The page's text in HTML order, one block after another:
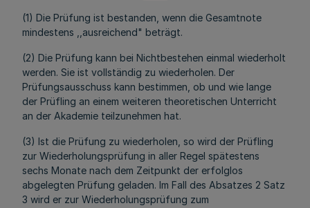
(1) Die Prüfung ist bestanden, wenn die Gesamtnote
mindestens ,,ausreichend" beträgt.
(2) Die Prüfung kann bei Nichtbestehen einmal wiederholt
werden. Sie ist vollständig zu wiederholen. Der
Prüfungsausschuss kann bestimmen, ob und wie lange
der Prüfling an einem weiteren theoretischen Unterricht
an der Akademie teilzunehmen hat.
(3) Ist die Prüfung zu wiederholen, so wird der Prüfling
zur Wiederholungsprüfung in aller Regel spätestens
sechs Monate nach dem Zeitpunkt der erfolglos
abgelegten Prüfung geladen. Im Fall des Absatzes 2 Satz
3 wird er zur Wiederholungsprüfung zum